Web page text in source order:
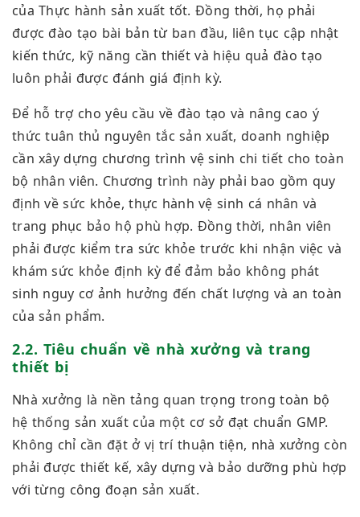
của Thực hành sản xuất tốt. Đồng thời, họ phải
được đào tạo bài bản từ ban đầu, liên tục cập nhật
kiến thức, kỹ năng cần thiết và hiệu quả đào tạo
luôn phải được đánh giá định kỳ.
Để hỗ trợ cho yêu cầu về đào tạo và nâng cao ý
thức tuân thủ nguyên tắc sản xuất, doanh nghiệp
cần xây dựng chương trình vệ sinh chi tiết cho toàn
bộ nhân viên. Chương trình này phải bao gồm quy
định về sức khỏe, thực hành vệ sinh cá nhân và
trang phục bảo hộ phù hợp. Đồng thời, nhân viên
phải được kiểm tra sức khỏe trước khi nhận việc và
khám sức khỏe định kỳ để đảm bảo không phát
sinh nguy cơ ảnh hưởng đến chất lượng và an toàn
của sản phẩm.
2.2. Tiêu chuẩn về nhà xưởng và trang
thiết bị
Nhà xưởng là nền tảng quan trọng trong toàn bộ
hệ thống sản xuất của một cơ sở đạt chuẩn GMP.
Không chỉ cần đặt ở vị trí thuận tiện, nhà xưởng còn
phải được thiết kế, xây dựng và bảo dưỡng phù hợp
với từng công đoạn sản xuất.